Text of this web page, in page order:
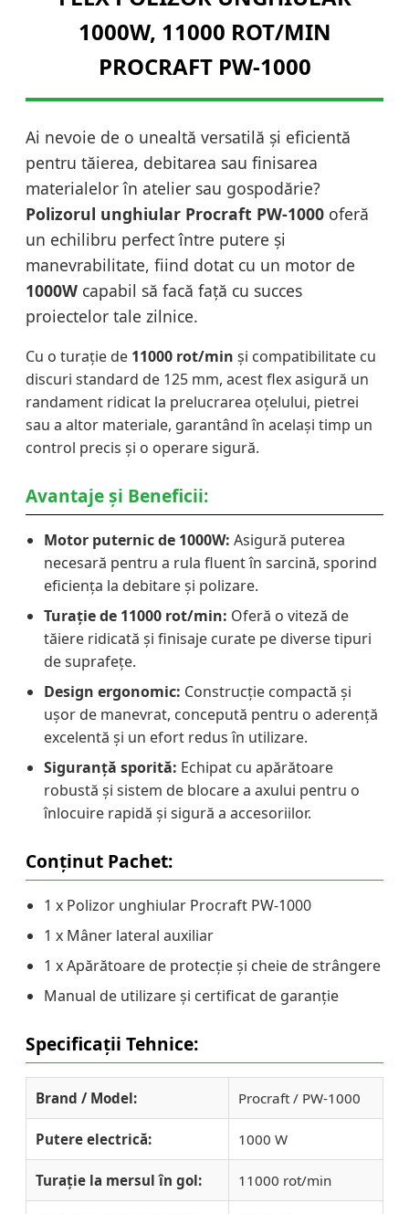
1000W, 11000 ROT/MIN
PROCRAFT PW-1000
Ai nevoie de o unealtă versatilă și eficientă
pentru tăierea, debitarea sau finisarea
materialelor în atelier sau gospodărie?
Polizorul unghiular Procraft PW-1000 oferă
un echilibru perfect între putere și
manevrabilitate, fiind dotat cu un motor de
1000W capabil să facă față cu succes
proiectelor tale zilnice.
Cu o turație de 11000 rot/min și compatibilitate cu
discuri standard de 125 mm, acest flex asigură un
randament ridicat la prelucrarea oțelului, pietrei
sau a altor materiale, garantând în același timp un
control precis și o operare sigură.
Avantaje și Beneficii:
Motor puternic de 1000W: Asigură puterea
necesară pentru a rula fluent în sarcină, sporind
eficiența la debitare și polizare.
Turație de 11000 rot/min: Oferă o viteză de
tăiere ridicată și finisaje curate pe diverse tipuri
de suprafețe.
Design ergonomic: Construcție compactă și
ușor de manevrat, concepută pentru o aderență
excelentă și un efort redus în utilizare.
Siguranță sporită: Echipat cu apărătoare
robustă și sistem de blocare a axului pentru o
înlocuire rapidă și sigură a accesoriilor.
Conținut Pachet:
1 x Polizor unghiular Procraft PW-1000
1 x Mâner lateral auxiliar
1 x Apărătoare de protecție și cheie de strângere
Manual de utilizare și certificat de garanție
Specificații Tehnice:
Brand / Model: Procraft / PW-1000
Putere electrică: 1000 W
Turație la mersul în gol: 11000 rot/min